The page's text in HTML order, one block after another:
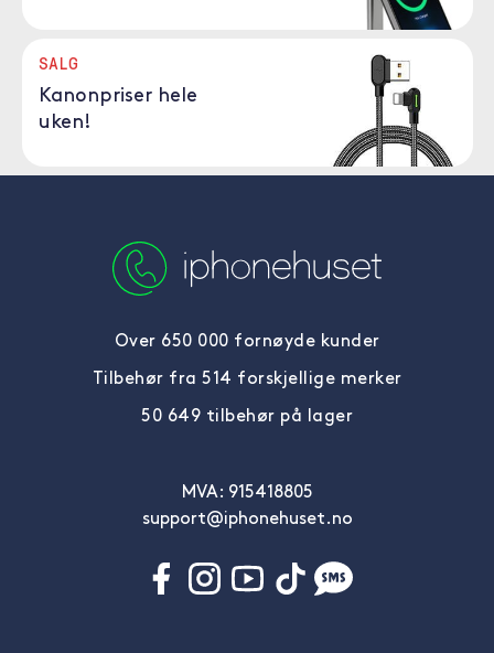
SALG
Kanonpriser hele
uken!
Over 650 000 fornøyde kunder
Tilbehør fra 514 forskjellige merker
50 649 tilbehør på lager
MVA: 915418805
support@iphonehuset.no